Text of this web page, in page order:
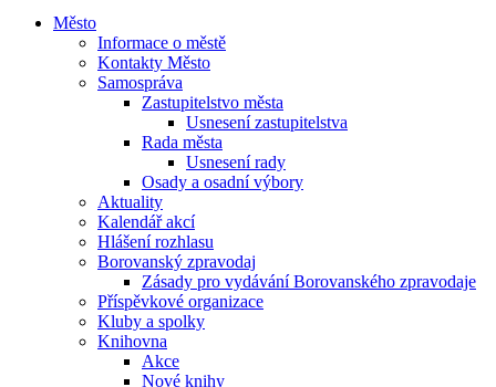
Město
Informace o městě
Kontakty Město
Samospráva
Zastupitelstvo města
Usnesení zastupitelstva
Rada města
Usnesení rady
Osady a osadní výbory
Aktuality
Kalendář akcí
Hlášení rozhlasu
Borovanský zpravodaj
Zásady pro vydávání Borovanského zpravodaje
Příspěvkové organizace
Kluby a spolky
Knihovna
Akce
Nové knihy